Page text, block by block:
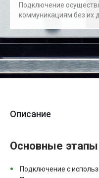
Подключение
коммуникациям без их
Описание
Основные
Подключение с